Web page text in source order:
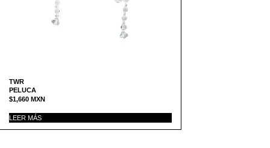
TWR
PELUCA
$1,660 MXN
LEER MÁS